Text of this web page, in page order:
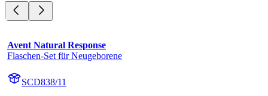
Avent Natural Response
Flaschen-Set für Neugeborene
SCD838/11